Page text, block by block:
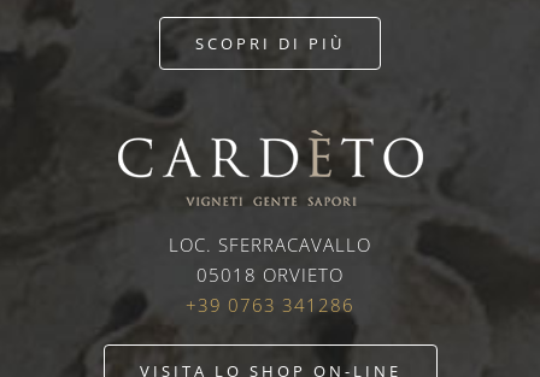
SCOPRI DI PIÙ
LOC. SFERRACAVALLO
05018 ORVIETO
+39 0763 341286
VISITA LO SHOP ON-LINE